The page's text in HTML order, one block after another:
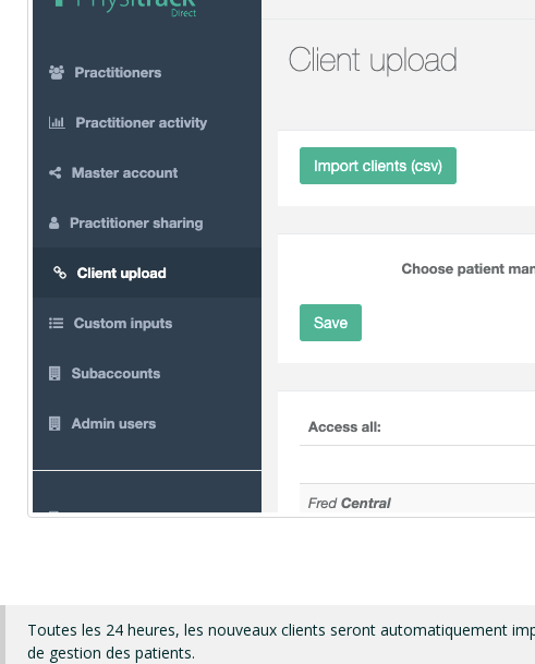
Toutes les 24 heures, les nouveaux clients seront automatiquement
de gestion des patients.